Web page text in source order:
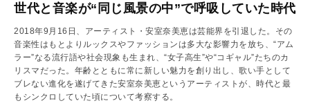
世代と音楽が“同じ風景の中”で呼吸していた時代
2018年9月16日、アーティスト・安室奈美恵は芸能界を引退した。その
音楽性はもとよりルックスやファッションは多大な影響力を放ち、“アム
ラー”なる流行語や社会現象も生まれ、“女子高生”や“コギャル”たちのカ
リスマだった。年齢とともに常に新しい魅力を創り出し、歌い手として
ブレない進化を遂げてきた安室奈美恵というアーティストが、時代と最
もシンクロしていた頃について考察する。